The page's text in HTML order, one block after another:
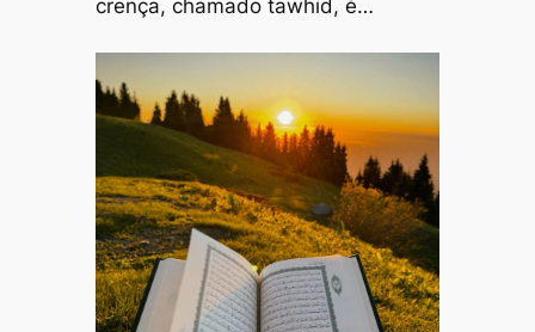
crença, chamado tawhid, é…